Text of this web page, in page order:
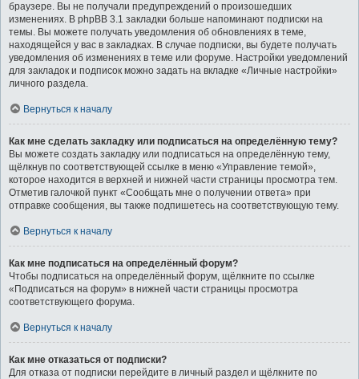
браузере. Вы не получали предупреждений о произошедших
изменениях. В phpBB 3.1 закладки больше напоминают подписки на
темы. Вы можете получать уведомления об обновлениях в теме,
находящейся у вас в закладках. В случае подписки, вы будете получать
уведомления об изменениях в теме или форуме. Настройки уведомлений
для закладок и подписок можно задать на вкладке «Личные настройки»
личного раздела.
Вернуться к началу
Как мне сделать закладку или подписаться на определённую тему?
Вы можете создать закладку или подписаться на определённую тему,
щёлкнув по соответствующей ссылке в меню «Управление темой»,
которое находится в верхней и нижней части страницы просмотра тем.
Отметив галочкой пункт «Сообщать мне о получении ответа» при
отправке сообщения, вы также подпишетесь на соответствующую тему.
Вернуться к началу
Как мне подписаться на определённый форум?
Чтобы подписаться на определённый форум, щёлкните по ссылке
«Подписаться на форум» в нижней части страницы просмотра
соответствующего форума.
Вернуться к началу
Как мне отказаться от подписки?
Для отказа от подписки перейдите в личный раздел и щёлкните по